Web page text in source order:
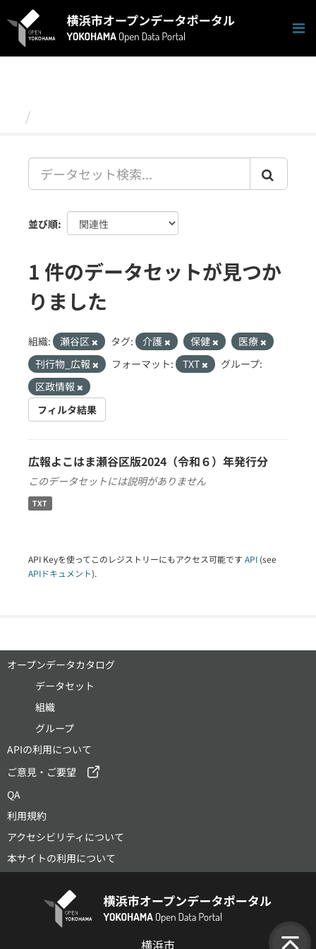
キ
並び順
1 件のデータセットが見つか
りました
組織: 瀬谷区 タグ: 介護 保健
医療
刊行物_広報
フォーマット: TXT
グループ:
区政情報
フィルタ結果
広報よこはま瀬谷区版2024（令和６）年発行分
このデータセットには説明がありません
TXT
API Keyを使ってこのレジストリーにもアクセス可能です API (see
APIドキュメント).
オープンデータカタログ
データセット
組織
グループ
APIの利用について
ご意見・ご要望
QA
利用規約
アクセシビリティについて
本サイトの利用について
横浜市